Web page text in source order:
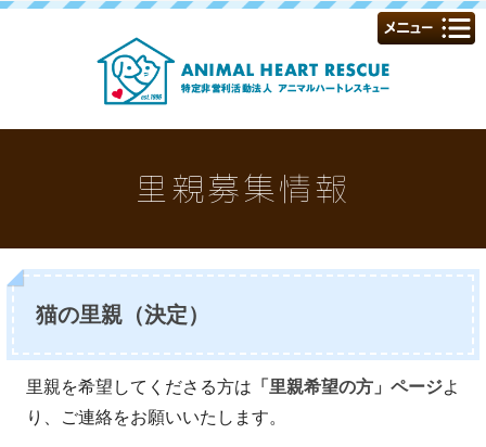
里親募集情報
猫の里親（決定）
里親を希望してくださる方は 「里親希望の方」ページよ
り、ご連絡をお願いいたします。